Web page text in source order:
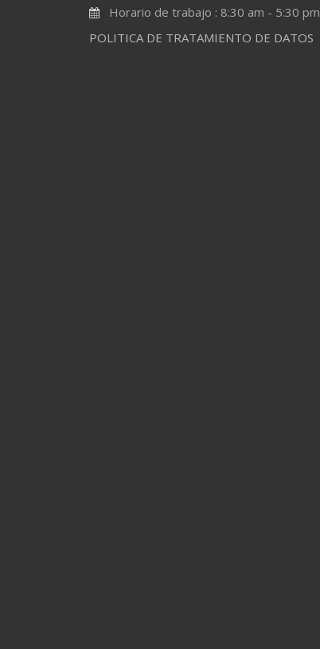
Horario de trabajo : 8:30 am - 5:30 pm
POLITICA DE TRATAMIENTO DE DATOS